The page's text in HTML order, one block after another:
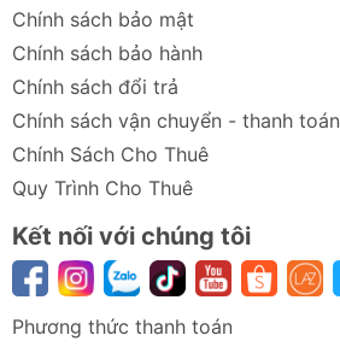
Chính sách bảo mật
Chính sách bảo hành
Chính sách đổi trả
Chính sách vận chuyển - thanh toán
Chính Sách Cho Thuê
Quy Trình Cho Thuê
Kết nối với chúng tôi
Phương thức thanh toán